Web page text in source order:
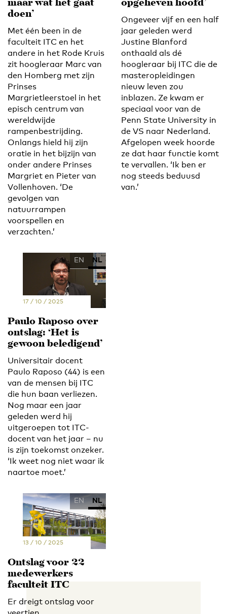
maar wat het gaat
doen’
Met één been in de
faculteit ITC en het
andere in het Rode Kruis
zit hoogleraar Marc van
den Homberg met zijn
Prinses
Margrietleerstoel in het
episch centrum van
wereldwijde
rampenbestrijding.
Onlangs hield hij zijn
oratie in het bijzijn van
onder andere Prinses
Margriet en Pieter van
Vollenhoven. ‘De
gevolgen van
natuurrampen
voorspellen en
verzachten.’
opgeheven hoofd’
Ongeveer vijf en een half
jaar geleden werd
Justine Blanford
onthaald als dé
hoogleraar bij ITC die de
masteropleidingen
nieuw leven zou
inblazen. Ze kwam er
speciaal voor van de
Penn State University in
de VS naar Nederland.
Afgelopen week hoorde
ze dat haar functie komt
te vervallen. ‘Ik ben er
nog steeds beduusd
van.’
EN NL
17 / 10 / 2025
Paulo Raposo over
ontslag: ‘Het is
gewoon beledigend’
Universitair docent
Paulo Raposo (44) is een
van de mensen bij ITC
die hun baan verliezen.
Nog maar een jaar
geleden werd hij
uitgeroepen tot ITC-
docent van het jaar – nu
is zijn toekomst onzeker.
‘Ik weet nog niet waar ik
naartoe moet.’
EN NL
13 / 10 / 2025
Ontslag voor 22
medewerkers
faculteit ITC
Er dreigt ontslag voor